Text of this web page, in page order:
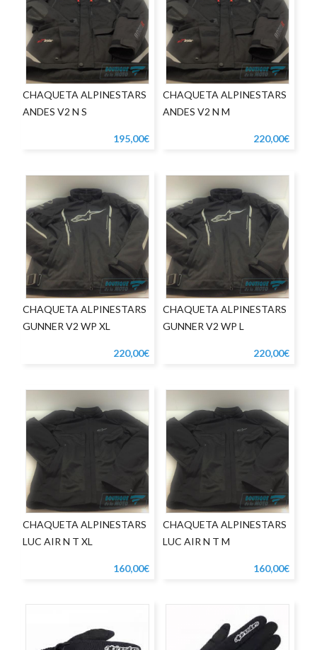
CHAQUETA ALPINESTARS
ANDES V2 N S
195,00€
CHAQUETA ALPINESTARS
ANDES V2 N M
220,00€
CHAQUETA ALPINESTARS
GUNNER V2 WP XL
220,00€
CHAQUETA ALPINESTARS
GUNNER V2 WP L
220,00€
CHAQUETA ALPINESTARS
LUC AIR N T XL
160,00€
CHAQUETA ALPINESTARS
LUC AIR N T M
160,00€